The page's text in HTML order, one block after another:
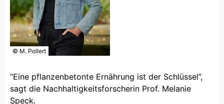
© M. Pollert
“Eine pflanzenbetonte Ernährung ist der Schlüssel”,
sagt die Nachhaltigkeitsforscherin Prof. Melanie
Speck.